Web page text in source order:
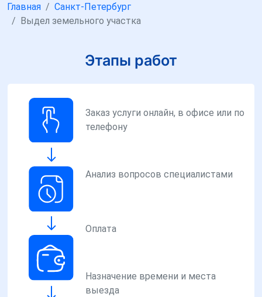
Главная
Санкт-Петербург
Выдел земельного участка
Этапы работ
Заказ услуги онлайн, в офисе или по
телефону
Анализ вопросов специалистами
Оплата
Назначение времени и места
выезда